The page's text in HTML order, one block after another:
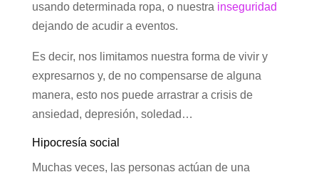
usando determinada ropa, o nuestra inseguridad
dejando de acudir a eventos.
Es decir, nos limitamos nuestra forma de vivir y
expresarnos y, de no compensarse de alguna
manera, esto nos puede arrastrar a crisis de
ansiedad, depresión, soledad…
Hipocresía social
Muchas veces, las personas actúan de una